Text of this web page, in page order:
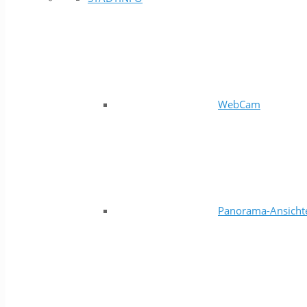
WebCam
Panorama-